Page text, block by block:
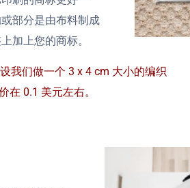
部分是由布料制成
加上您的商标。
我们做一个 3 x 4 cm 大小的编织
在 0.1 美元左右。